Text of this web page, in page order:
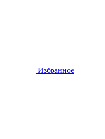
Избранное